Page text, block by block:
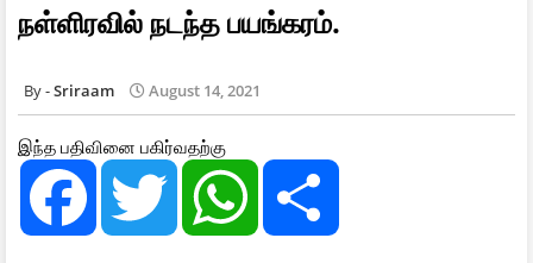
நள்ளிரவில் நடந்த பயங்கரம்.
Sriraam August 14, 2021
இந்த பதிவினை பகிர்வதற்கு
F
e
T
t
W
t